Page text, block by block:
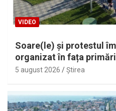
VIDEO
Soare(le) și protestul
organizat în fața
5 august 2026 Ştirea